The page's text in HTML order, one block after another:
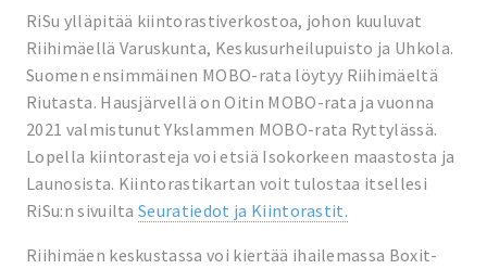
RiSu ylläpitää kiintorastiverkostoa, johon kuuluvat
Riihimäellä Varuskunta, Keskusurheilupuisto ja Uhkola.
Suomen ensimmäinen MOBO-rata löytyy Riihimäeltä
Riutasta. Hausjärvellä on Oitin MOBO-rata ja vuonna
2021 valmistunut Ykslammen MOBO-rata Ryttylässä.
Lopella kiintorasteja voi etsiä Isokorkeen maastosta ja
Launosista. Kiintorastikartan voit tulostaa itsellesi
RiSu:n sivuiltaSeuratiedot ja Kiintorastit.
Riihimäen keskustassa voi kiertää ihailemassa Boxit-